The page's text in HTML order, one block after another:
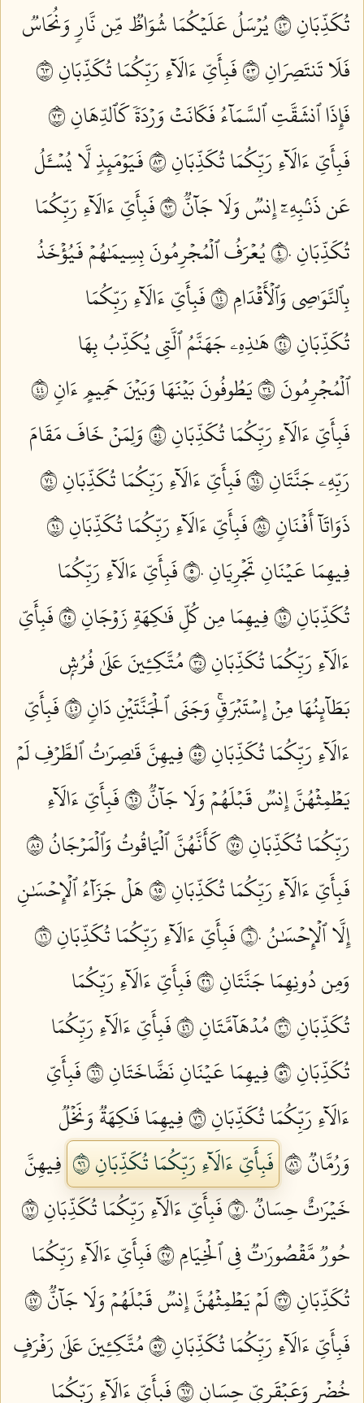
تُكَذِّبَانِ ٣٤
يُرۡسَلُ عَلَيۡكُمَا شُوَاظٞ مِّن نَّارٖ وَنُحَاسٞ
فَلَا تَنتَصِرَانِ ٣٥
فَبِأَيِّ ءَالَآءِ رَبِّكُمَا تُكَذِّبَانِ ٣٦
فَإِذَا ٱنشَقَّتِ ٱلسَّمَآءُ فَكَانَتۡ وَرۡدَةٗ كَٱلدِّهَانِ ٣٧
فَبِأَيِّ ءَالَآءِ رَبِّكُمَا تُكَذِّبَانِ ٣٨
فَيَوۡمَئِذٖ لَّا يُسۡـَٔلُ
عَن ذَنۢبِهِۦٓ إِنسٞ وَلَا جَآنّٞ ٣٩
فَبِأَيِّ ءَالَآءِ رَبِّكُمَا
تُكَذِّبَانِ ٤٠
يُعۡرَفُ ٱلۡمُجۡرِمُونَ بِسِيمَٰهُمۡ فَيُؤۡخَذُ
بِٱلنَّوَٰصِي وَٱلۡأَقۡدَامِ ٤١
فَبِأَيِّ ءَالَآءِ رَبِّكُمَا
تُكَذِّبَانِ ٤٢
هَٰذِهِۦ جَهَنَّمُ ٱلَّتِي يُكَذِّبُ بِهَا
ٱلۡمُجۡرِمُونَ ٤٣
يَطُوفُونَ بَيۡنَهَا وَبَيۡنَ حَمِيمٍ ءَانٖ ٤٤
فَبِأَيِّ ءَالَآءِ رَبِّكُمَا تُكَذِّبَانِ ٤٥
وَلِمَنۡ خَافَ مَقَامَ
رَبِّهِۦ جَنَّتَانِ ٤٦
فَبِأَيِّ ءَالَآءِ رَبِّكُمَا تُكَذِّبَانِ ٤٧
ذَوَاتَآ أَفۡنَانٖ ٤٨
فَبِأَيِّ ءَالَآءِ رَبِّكُمَا تُكَذِّبَانِ ٤٩
فِيهِمَا عَيۡنَانِ تَجۡرِيَانِ ٥٠
فَبِأَيِّ ءَالَآءِ رَبِّكُمَا
تُكَذِّبَانِ ٥١
فِيهِمَا مِن كُلِّ فَٰكِهَةٖ زَوۡجَانِ ٥٢
فَبِأَيِّ
ءَالَآءِ رَبِّكُمَا تُكَذِّبَانِ ٥٣
مُتَّكِـِٔينَ عَلَىٰ فُرُشِۭ
بَطَآئِنُهَا مِنۡ إِسۡتَبۡرَقٖۚ وَجَنَى ٱلۡجَنَّتَيۡنِ دَانٖ ٥٤
فَبِأَيِّ
ءَالَآءِ رَبِّكُمَا تُكَذِّبَانِ ٥٥
فِيهِنَّ قَٰصِرَٰتُ ٱلطَّرۡفِ لَمۡ
يَطۡمِثۡهُنَّ إِنسٞ قَبۡلَهُمۡ وَلَا جَآنّٞ ٥٦
فَبِأَيِّ ءَالَآءِ
رَبِّكُمَا تُكَذِّبَانِ ٥٧
كَأَنَّهُنَّ ٱلۡيَاقُوتُ وَٱلۡمَرۡجَانُ ٥٨
فَبِأَيِّ ءَالَآءِ رَبِّكُمَا تُكَذِّبَانِ ٥٩
هَلۡ جَزَآءُ ٱلۡإِحۡسَٰنِ
إِلَّا ٱلۡإِحۡسَٰنُ ٦٠
فَبِأَيِّ ءَالَآءِ رَبِّكُمَا تُكَذِّبَانِ ٦١
وَمِن دُونِهِمَا جَنَّتَانِ ٦٢
فَبِأَيِّ ءَالَآءِ رَبِّكُمَا
تُكَذِّبَانِ ٦٣
مُدۡهَآمَّتَانِ ٦٤
فَبِأَيِّ ءَالَآءِ رَبِّكُمَا
تُكَذِّبَانِ ٦٥
فِيهِمَا عَيۡنَانِ نَضَّاخَتَانِ ٦٦
فَبِأَيِّ
ءَالَآءِ رَبِّكُمَا تُكَذِّبَانِ ٦٧
فِيهِمَا فَٰكِهَةٞ وَنَخۡلٞ
وَرُمَّانٞ ٦٨
فَبِأَيِّ ءَالَآءِ رَبِّكُمَا تُكَذِّبَانِ ٦٩
فِيهِنَّ
خَيۡرَٰتٌ حِسَانٞ ٧٠
فَبِأَيِّ ءَالَآءِ رَبِّكُمَا تُكَذِّبَانِ ٧١
حُورٞ مَّقۡصُورَٰتٞ فِي ٱلۡخِيَامِ ٧٢
فَبِأَيِّ ءَالَآءِ رَبِّكُمَا
تُكَذِّبَانِ ٧٣
لَمۡ يَطۡمِثۡهُنَّ إِنسٞ قَبۡلَهُمۡ وَلَا جَآنّٞ ٧٤
فَبِأَيِّ ءَالَآءِ رَبِّكُمَا تُكَذِّبَانِ ٧٥
مُتَّكِـِٔينَ عَلَىٰ رَفۡرَفٍ
خُضۡرٖ وَعَبۡقَرِيٍّ حِسَانٖ ٧٦
فَبِأَيِّ ءَالَآءِ رَبِّكُمَا